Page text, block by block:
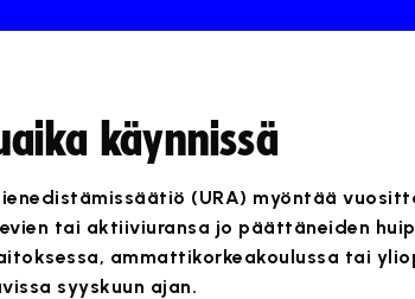
käynnissä
(URA) myöntää
tai aktiiviuransa jo päättäneiden
ammattikorkeakoulussa tai
syyskuun ajan.